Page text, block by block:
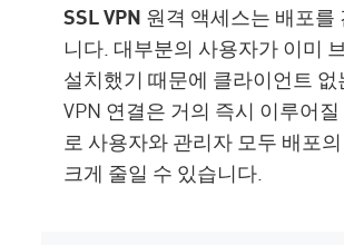
SSL VPN 원격 액세스는 배포를
니다. 대부분의 사용자가 이미
설치했기 때문에 클라이언트 없
VPN 연결은 거의 즉시 이루어
로 사용자와 관리자 모두 배포
크게 줄일 수 있습니다.